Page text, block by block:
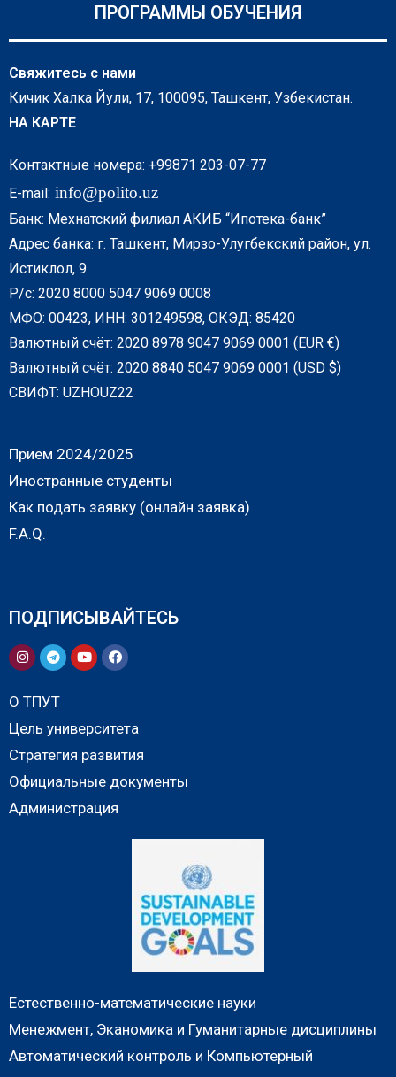
ПРОГРАММЫ ОБУЧЕНИЯ
Свяжитесь с нами
Кичик Халка Йули, 17, 100095, Ташкент, Узбекистан.
НА КАРТЕ
Контактные номера: +99871 203-07-77
E-mail: info@polito.uz
Банк: Мехнатский филиал АКИБ “Ипотека-банк”
Адрес банка: г. Ташкент, Мирзо-Улугбекский район, ул.
Истиклол, 9
Р/с: 2020 8000 5047 9069 0008
МФО: 00423, ИНН: 301249598, ОКЭД: 85420
Валютный счёт: 2020 8978 9047 9069 0001 (EUR €)
Валютный счёт: 2020 8840 5047 9069 0001 (USD $)
СВИФТ: UZHOUZ22
Прием 2024/2025
Иностранные студенты
Как подать заявку (онлайн заявка)
F.A.Q.
ПОДПИСЫВАЙТЕСЬ
О ТПУТ
Цель университета
Стратегия развития
Официальные документы
Администрация
Естественно-математические науки
Менежмент, Эканомика и Гуманитарные дисциплины
Автоматический контроль и Компьютерный